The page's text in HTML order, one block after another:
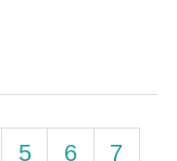
5 6 7